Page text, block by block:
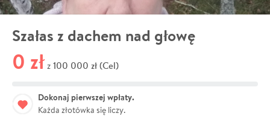
Szałas z dachem nad głowę
0 zł z 100 000 zł (Cel)
Dokonaj pierwszej wpłaty.
Każda złotówka się liczy.